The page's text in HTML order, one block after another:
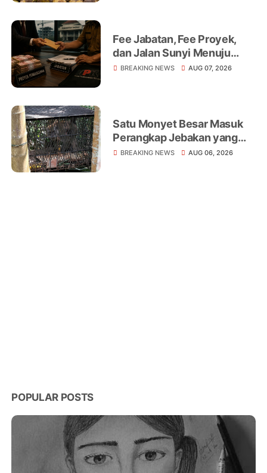
Fee Jabatan, Fee Proyek,
dan Jalan Sunyi Menuju
Operasi Tangkap Tangan
BREAKING NEWS AUG 07, 2026
Satu Monyet Besar Masuk
Perangkap Jebakan yang
Dipasang di Belakang
BREAKING NEWS AUG 06, 2026
POPULAR POSTS